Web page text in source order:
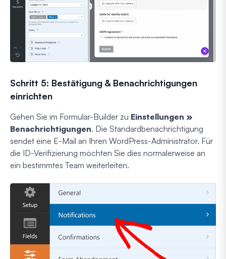
Schritt 5: Bestätigung & Benachrichtigungen
einrichten
Gehen Sie im Formular-Builder zu Einstellungen »
Benachrichtigungen. Die Standardbenachrichtigung
sendet eine E-Mail an Ihren WordPress-Administrator. Für
die ID-Verifizierung möchten Sie dies normalerweise an
ein bestimmtes Team weiterleiten.